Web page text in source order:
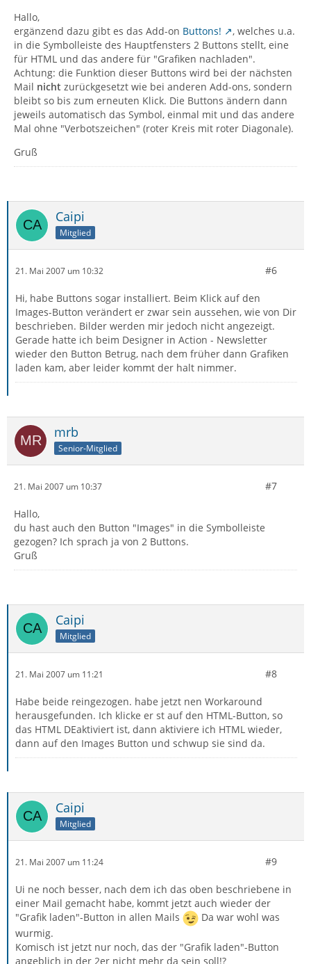
Hallo,
ergänzend dazu gibt es das Add-on Buttons!
, welches u.a.
in die Symbolleiste des Hauptfensters 2 Buttons stellt, eine
für HTML und das andere für "Grafiken nachladen".
Achtung: die Funktion dieser Buttons wird bei der nächsten
Mail nicht zurückgesetzt wie bei anderen Add-ons, sondern
bleibt so bis zum erneuten Klick. Die Buttons ändern dann
jeweils automatisch das Symbol, einmal mit und das andere
Mal ohne "Verbotszeichen" (roter Kreis mit roter Diagonale).
Gruß
Caipi
Mitglied
21. Mai 2007 um 10:32 #6
Hi, habe Buttons sogar installiert. Beim Klick auf den
Images-Button verändert er zwar sein aussehen, wie von Dir
beschrieben. Bilder werden mir jedoch nicht angezeigt.
Gerade hatte ich beim Designer in Action - Newsletter
wieder den Button Betrug, nach dem früher dann Grafiken
laden kam, aber leider kommt der halt nimmer.
mrb
Senior-Mitglied
21. Mai 2007 um 10:37 #7
Hallo,
du hast auch den Button "Images" in die Symbolleiste
gezogen? Ich sprach ja von 2 Buttons.
Gruß
Caipi
Mitglied
21. Mai 2007 um 11:21 #8
Habe beide reingezogen. habe jetzt nen Workaround
herausgefunden. Ich klicke er st auf den HTML-Button, so
das HTML DEaktiviert ist, dann aktiviere ich HTML wieder,
dann auf den Images Button und schwup sie sind da.
Caipi
Mitglied
21. Mai 2007 um 11:24 #9
Ui ne noch besser, nach dem ich das oben beschriebene in
einer Mail gemacht habe, kommt jetzt auch wieder der
"Grafik laden"-Button in allen Mails
Da war wohl was
wurmig.
Komisch ist jetzt nur noch, das der "Grafik laden"-Button
angeblich in der 2er nicht mehr da sein soll!?